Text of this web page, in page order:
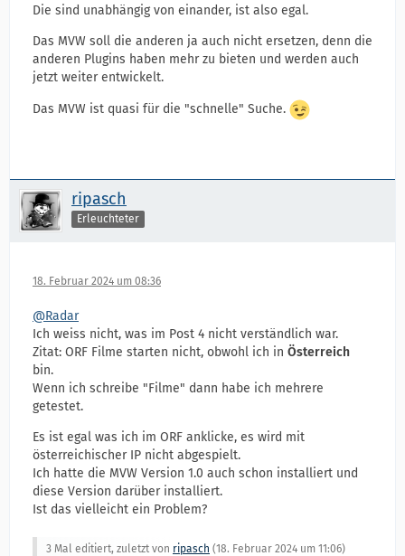
Die sind unabhängig von einander, ist also egal.
Das MVW soll die anderen ja auch nicht ersetzen, denn die
anderen Plugins haben mehr zu bieten und werden auch
jetzt weiter entwickelt.
Das MVW ist quasi für die "schnelle" Suche.
ripasch
Erleuchteter
18. Februar 2024 um 08:36
@Radar
Ich weiss nicht, was im Post 4 nicht verständlich war.
Zitat: ORF Filme starten nicht, obwohl ich in Österreich
bin.
Wenn ich schreibe "Filme" dann habe ich mehrere
getestet.
Es ist egal was ich im ORF anklicke, es wird mit
österreichischer IP nicht abgespielt.
Ich hatte die MVW Version 1.0 auch schon installiert und
diese Version darüber installiert.
Ist das vielleicht ein Problem?
3 Mal editiert, zuletzt von ripasch (18. Februar 2024 um 11:06)